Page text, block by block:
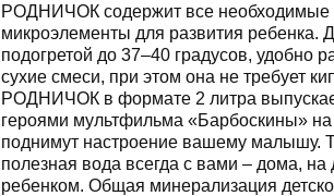
РОДНИЧОК содержит все необходимые макро- и
микроэлементы для развития ребенка. Детской водой,
подогретой до 37–40 градусов, удобно
сухие смеси, при этом она не требует
РОДНИЧОК в формате 2 литра выпускается с любимыми
героями мультфильма «Барбоскины» на этикетке, которые
поднимут настроение вашему малышу.
полезная вода всегда с вами – дома, на
ребенком. Общая минерализация детской воды – 100–500мг/